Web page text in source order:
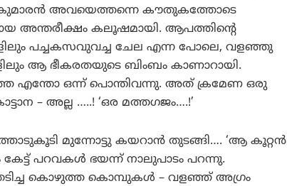
അവയെത്തന്നെ കൗതുകത്തോടെ
അന്തരീക്ഷം കലൂഷമായി. ആപത്തിന്റെ
പച്ചകസവുവച്ച ചേല എന്ന പോലെ, വളഞ്ഞു
ആ ഭീകരതയുടെ ബിംബം കാണാറായി.
എന്തോ ഒന്ന് പൊന്തിവന്നു. അത് ക്രമേണ ഒരു
– അല്ല …..! ‘ഒര മത്തഗജം….!’
മുന്നോട്ടു കയറാന്‍ തുടങ്ങി…. ‘ആ കൂറ്റന്‍
പറവകള്‍ ഭയന്ന് നാലുപാടം പറന്നു.
തടിച്ച കൊഴുത്ത കൊമ്പുകള്‍ – വളഞ്ഞ് അഗ്രം